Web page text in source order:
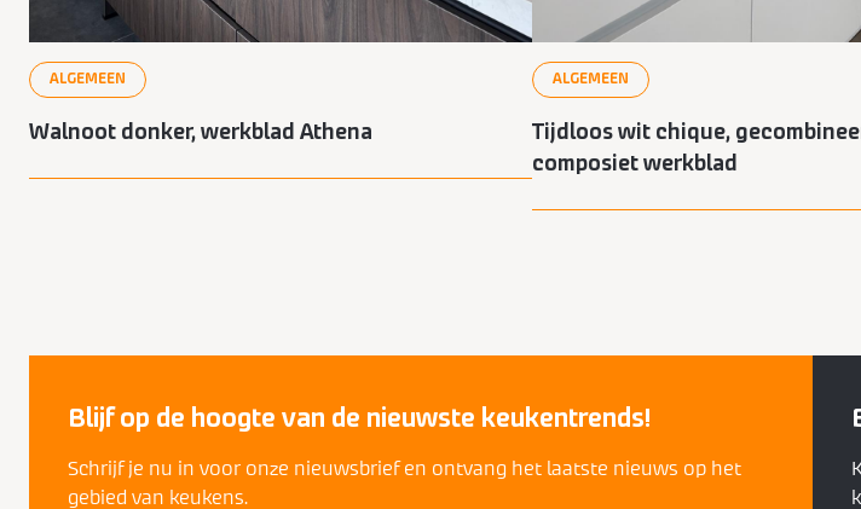
ALGEMEEN
Walnoot donker, werkblad Athena
ALGEMEEN
Tijdloos wit chique,
composiet werkblad
Blijf op de hoogte van de nieuwste keukentrends!
Schrijf je nu in voor onze nieuwsbrief en ontvang het laatste nieuws op het
gebied van keukens.